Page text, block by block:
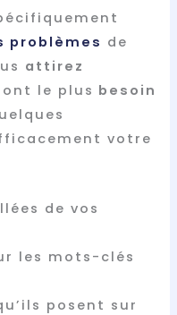
problèmes de
attirez
le plus besoin
votre
de vos
les mots-clés
posent sur